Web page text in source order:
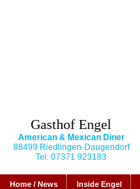
Gasthof Engel
American & Mexican Diner
88499 Riedlingen-Daugendorf
Tel: 07371 923183
Home / News Inside Engel